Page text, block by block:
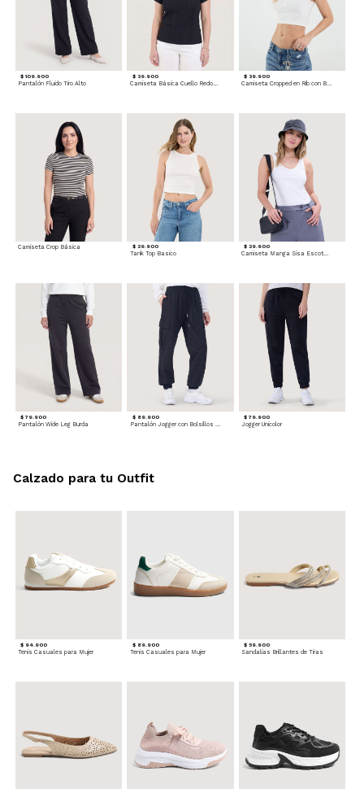
$ 109.900
Pantalón Fluido Tiro Alto
$ 39.900
Camiseta Básica Cuello Redondo
$ 39.900
Camiseta Crop Básica $ 29.900
Tank Top Basico
$ 29.900
Camiseta Manga Sisa Escotada
$ 79.900
Pantalón Wide Leg Burda
$ 89.900
Pantalón Jogger con Bolsillos Cargo
$ 79.900
Jogger Unicolor
$ 94.900
Tenis Casuales para Mujer
$ 89.900
Tenis Casuales para Mujer
$ 59.900
Sandalias Brillantes de Tiras
Calzado para tu Outfit